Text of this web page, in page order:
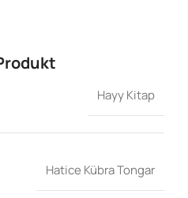
Hayy Kitap
Hatice Kübra Tongar